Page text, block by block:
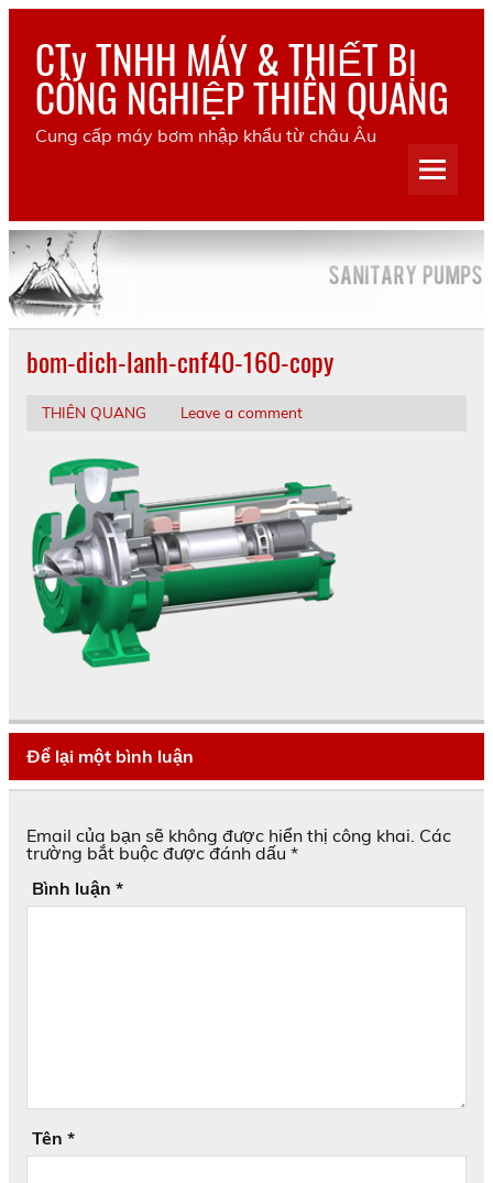
Skip
contentCTy TNHH MÁY & THIẾT BỊ
CÔNG NGHIỆP THIÊN QUANG
Cung cấp máy bơm nhập khẩu từ châu Âu
bom-dich-lanh-cnf40-160-copy
THIÊN QUANG Leave a comment
Để lại một bình luận
Email của bạn sẽ không được hiển thị công khai. Các
trường bắt buộc được đánh dấu *
Bình luận *
Tên *